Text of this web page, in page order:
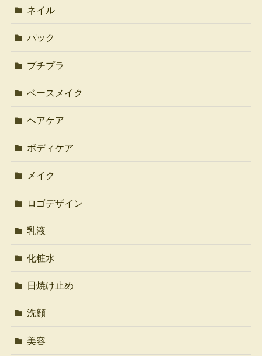
ネイル
パック
プチプラ
ベースメイク
ヘアケア
ボディケア
メイク
ロゴデザイン
乳液
化粧水
日焼け止め
洗顔
美容